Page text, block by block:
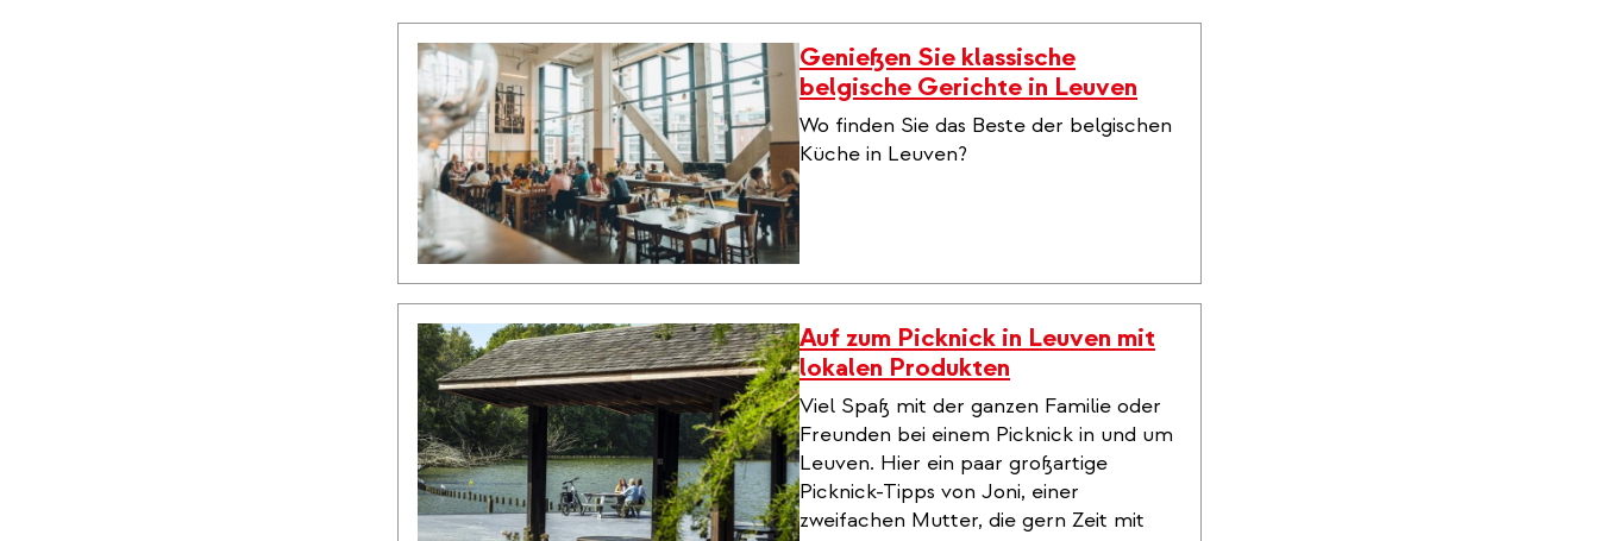
Genießen Sie klassische
belgische Gerichte in Leuven
Wo finden Sie das Beste der belgischen
Küche in Leuven?
Auf zum Picknick in Leuven mit
lokalen Produkten
Viel Spaß mit der ganzen Familie oder
Freunden bei einem Picknick in und um
Leuven. Hier ein paar großartige
Picknick-Tipps von Joni, einer
zweifachen Mutter, die gern Zeit mit